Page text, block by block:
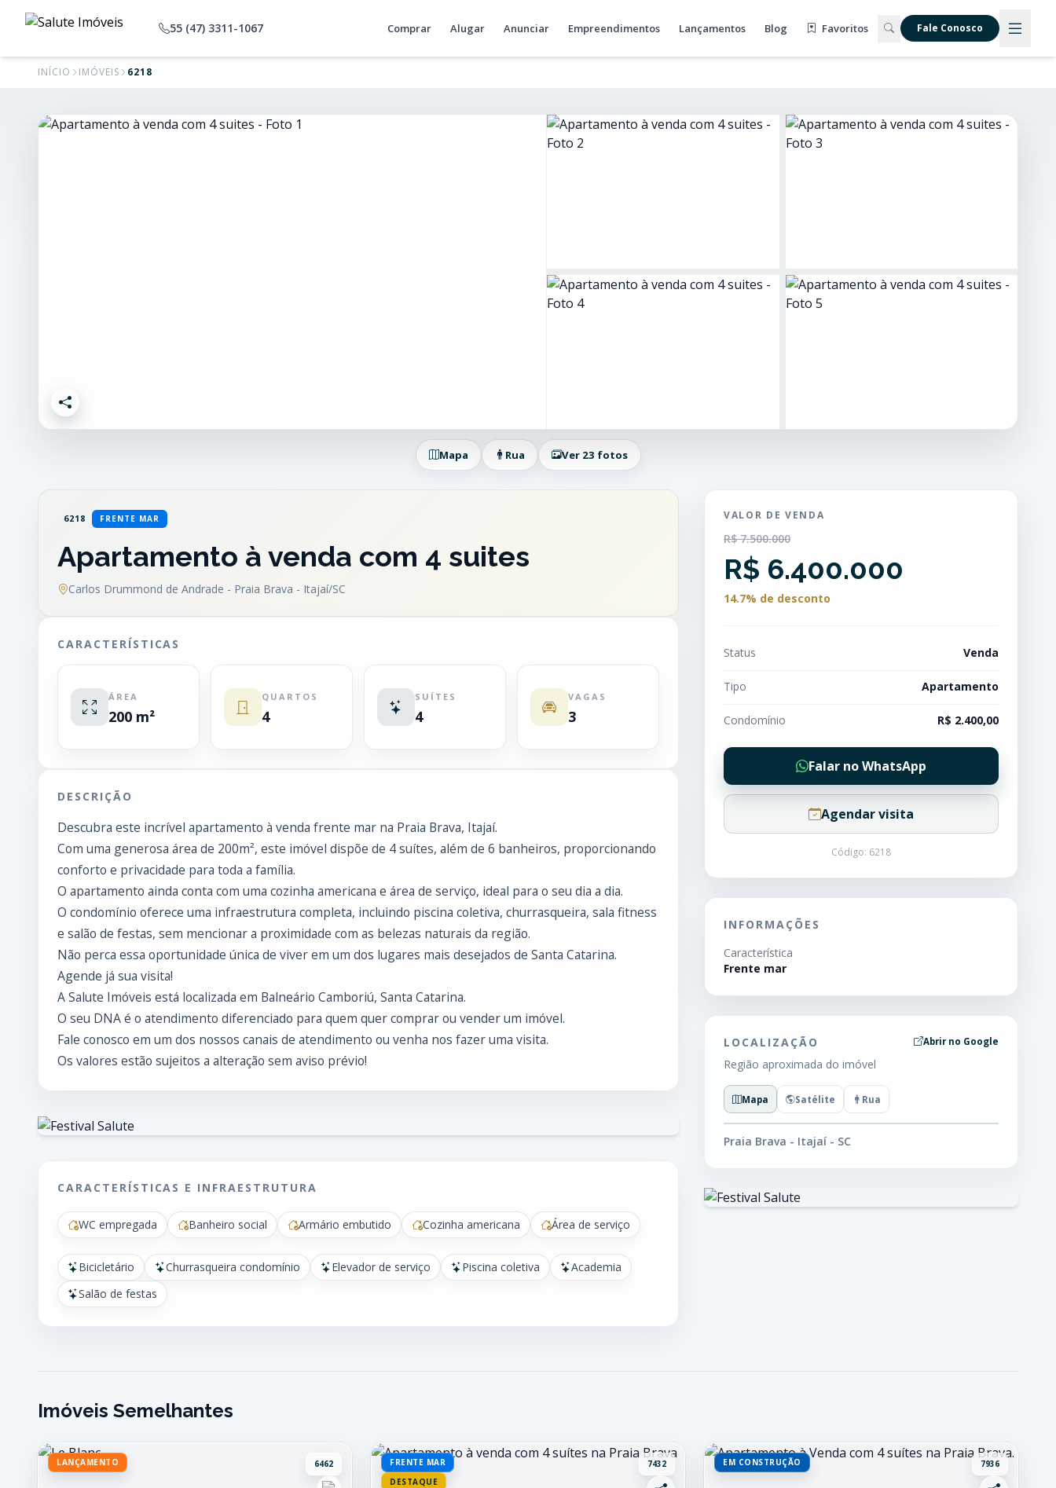
55 (47) 3311-1067 Comprar Alugar Anunciar Empreendimentos Lançamentos Blog Favoritos Fale Conosco
INÍCIO IMÓVEIS 6218
Mapa Rua Ver 23 fotos
6218 FRENTE MAR
Apartamento à venda com 4 suites
Carlos Drummond de Andrade - Praia Brava - Itajaí/SC
CARACTERÍSTICAS
ÁREA
200 m²
QUARTOS
4
SUÍTES
4
VAGAS
3
DESCRIÇÃO
Descubra este incrível apartamento à venda frente mar na Praia Brava, Itajaí.
Com uma generosa área de 200m², este imóvel dispõe de 4 suítes, além de 6 banheiros, proporcionando
conforto e privacidade para toda a família.
O apartamento ainda conta com uma cozinha americana e área de serviço, ideal para o seu dia a dia.
O condomínio oferece uma infraestrutura completa, incluindo piscina coletiva, churrasqueira, sala fitness
e salão de festas, sem mencionar a proximidade com as belezas naturais da região.
Não perca essa oportunidade única de viver em um dos lugares mais desejados de Santa Catarina.
Agende já sua visita!
A Salute Imóveis está localizada em Balneário Camboriú, Santa Catarina.
O seu DNA é o atendimento diferenciado para quem quer comprar ou vender um imóvel.
Fale conosco em um dos nossos canais de atendimento ou venha nos fazer uma visita.
Os valores estão sujeitos a alteração sem aviso prévio!
CARACTERÍSTICAS E INFRAESTRUTURA
WC empregada Banheiro social Armário embutido Cozinha americana Área de serviço
Bicicletário Churrasqueira condomínio Elevador de serviço Piscina coletiva
Academia
Salão de festas
VALOR DE VENDA
R$ 7.500.000
R$ 6.400.000
14.7% de desconto
Status Venda
Tipo Apartamento
Condomínio R$ 2.400,00
Falar no WhatsApp
Agendar visita
Código: 6218
INFORMAÇÕES
Característica
Frente mar
LOCALIZAÇÃO
Região aproximada do imóvel
Abrir no Google
Mapa Satélite Rua
Praia Brava - Itajaí - SC
Imóveis Semelhantes
LANÇAMENTO 6462
FRENTE MAR
DESTAQUE
7432 EM CONSTRUÇÃO 7936